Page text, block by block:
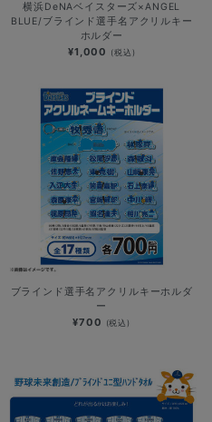
横浜DeNAベイスターズ×ANGEL
BLUE/ブラインド選手名アクリルキー
ホルダー
¥1,000 (税込)
ブラインド選手名アクリルキーホルダ
ー
¥700 (税込)